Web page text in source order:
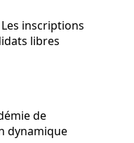
inscriptions
libres
de
dynamique